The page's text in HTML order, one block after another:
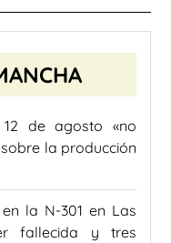
de agosto «no
la producción
la N-301 en Las
fallecida y tres